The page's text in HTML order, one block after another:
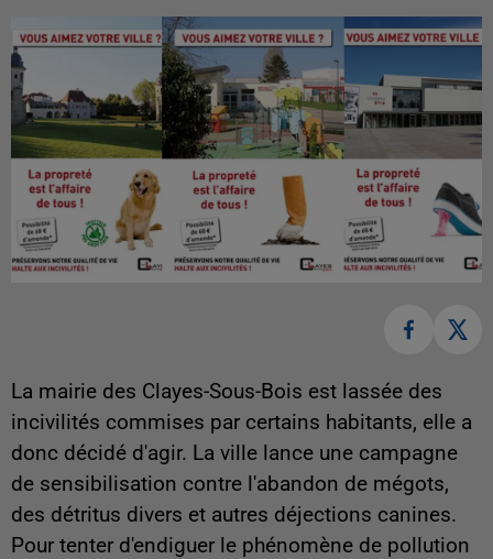
La mairie des Clayes-Sous-Bois est lassée des
incivilités commises par certains habitants, elle a
donc décidé d'agir. La ville lance une campagne
de sensibilisation contre l'abandon de mégots,
des détritus divers et autres déjections canines.
Pour tenter d'endiguer le phénomène de pollution